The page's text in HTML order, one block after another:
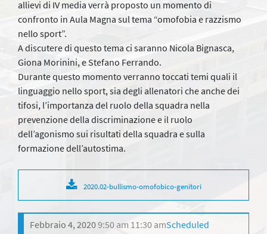
allievi di IV media verrà proposto un momento di
confronto in Aula Magna sul tema “omofobia e razzismo
nello sport”.
A discutere di questo tema ci saranno Nicola Bignasca,
Giona Morinini, e Stefano Ferrando.
Durante questo momento verranno toccati temi quali il
linguaggio nello sport, sia degli allenatori che anche dei
tifosi, l’importanza del ruolo della squadra nella
prevenzione della discriminazione e il ruolo
dell’agonismo sui risultati della squadra e sulla
formazione dell’autostima.
2020.02-bullismo-omofobico-genitori
Febbraio 4, 20209:50 am 11:30 amScheduled